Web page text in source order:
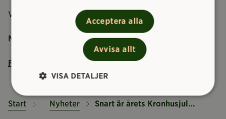
Välkommen!
Mer information på kronhuset.se
Fler nyheter!
Start Nyheter Snart är årets Kronhusjul här!
Acceptera alla
Avvisa allt
VISA DETALJER